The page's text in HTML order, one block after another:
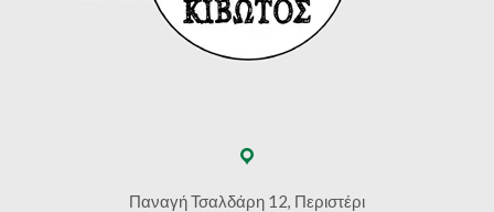
Παναγή Τσαλδάρη 12, Περιστέρι